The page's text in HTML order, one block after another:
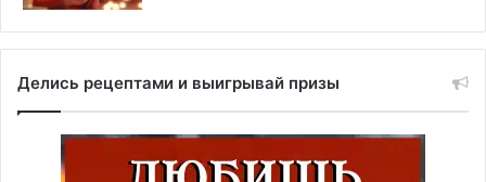
Делись рецептами и выигрывай призы